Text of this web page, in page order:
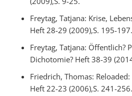
Freytag, Tatjana: Krise,
Heft 28-29 (2009),S. 195-197.
Freytag, Tatjana: Öffentlich?
Dichotomie? Heft 38-39
Friedrich, Thomas:
Heft 22-23 (2006),S. 241-256.